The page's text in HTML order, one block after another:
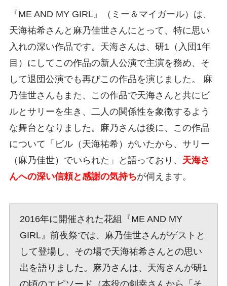
『ME AND MY GIRL』（ミー＆マイガール）は、
天海祐希さんと麻乃佳世さんにとって、特に思い
入れの深い作品です。天海さんは、研1（入団1年
目）にしてこの作品の新人公演で主演を務め、そ
して退団公演でも再びこの作品を演じました。 麻
乃佳世さんもまた、この作品で天海さんと共にビ
ルとサリーを生き、二人の関係性を象徴するよう
な舞台となりました。麻乃さんは後に、この作品
について「ビル（天海祐希）がいたから、サリー
（麻乃佳世）でいられた」と語っており、 天海さ
んへの深い信頼と感謝の気持ちが伺えます。
2016年に開催された花組『ME AND MY
GIRL』前夜祭では、麻乃佳世さんがゲストと
して登場し、その場で天海祐希さんとの思い
出を語りました。麻乃さんは、天海さんが研1
の頃のエピソード（本役の剣幸さんから「そ